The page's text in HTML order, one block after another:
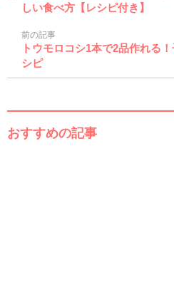
しい食べ方【レシピ付き】
前の記事
トウモロコシ1本で2品作れる
シピ
おすすめの記事